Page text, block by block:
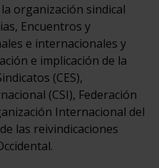
organización sindical
Encuentros y
e internacionales y
e implicación de la
(CES),
(CSI), Federación
Internacional del
las reivindicaciones